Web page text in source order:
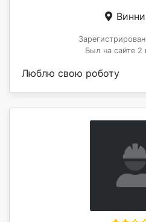
Был на сайте 2
Люблю свою роботу